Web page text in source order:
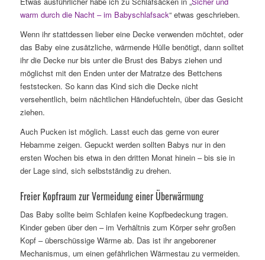
warm durch die Nacht – im Babyschlafsack“ etwas geschrieben.
Wenn ihr stattdessen lieber eine Decke verwenden möchtet, oder
das Baby eine zusätzliche, wärmende Hülle benötigt, dann solltet
ihr die Decke nur bis unter die Brust des Babys ziehen und
möglichst mit den Enden unter der Matratze des Bettchens
feststecken. So kann das Kind sich die Decke nicht
versehentlich, beim nächtlichen Händefuchteln, über das Gesicht
ziehen.
Auch Pucken ist möglich. Lasst euch das gerne von eurer
Hebamme zeigen. Gepuckt werden sollten Babys nur in den
ersten Wochen bis etwa in den dritten Monat hinein – bis sie in
der Lage sind, sich selbstständig zu drehen.
Freier Kopfraum zur Vermeidung einer Überwärmung
Das Baby sollte beim Schlafen keine Kopfbedeckung tragen.
Kinder geben über den – im Verhältnis zum Körper sehr großen
Kopf – überschüssige Wärme ab. Das ist ihr angeborener
Mechanismus, um einen gefährlichen Wärmestau zu vermeiden.